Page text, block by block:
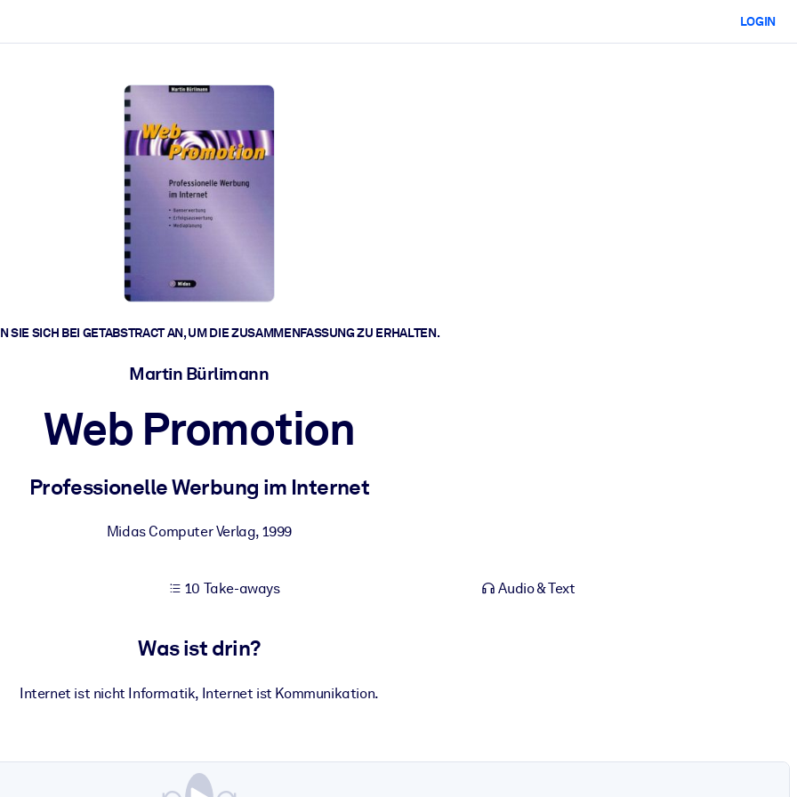
lösen und schneller zu handeln.
praxisnahem Business-Wissen.
KI-Systeme zu optimieren.
LOGIN
SIE SICH BEI GETABSTRACT AN, UM DIE ZUSAMMENFASSUNG ZU ERHALTEN.
Martin Bürlimann
Web Promotion
Professionelle Werbung im Internet
Midas Computer Verlag, 1999
10 Take-aways Audio & Text
Was ist drin?
Internet ist nicht Informatik, Internet ist Kommunikation.